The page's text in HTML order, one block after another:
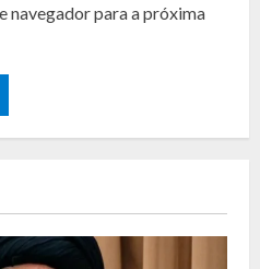
navegador para a próxima